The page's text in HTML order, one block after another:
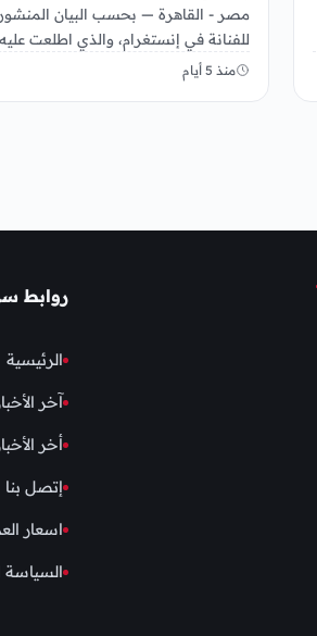
مصر - القاهرة — بحسب البيان
للفنانة في إنستغرام، والذي اطلعت
الفنانة…
منذ 5 أيام
روابط
الرئيسية
آخر
أخر
إتصل بنا
اسعار
السياسة